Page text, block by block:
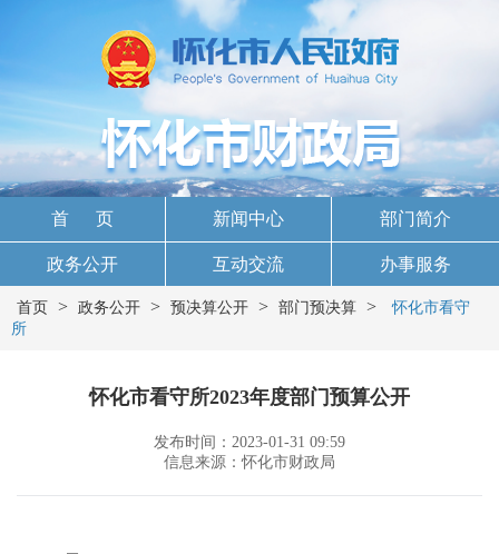
首 页 新闻中心 部门简介
政务公开 互动交流 办事服务
首页 > 政务公开 > 预决算公开 > 部门预决算 >
怀化市看守
所
怀化市看守所2023年度部门预算公开
发布时间：2023-01-31 09:59
信息来源：怀化市财政局